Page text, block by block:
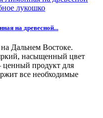
на древесной...
Дальнем Востоке.
насыщенный цвет
продукт для
все необходимые